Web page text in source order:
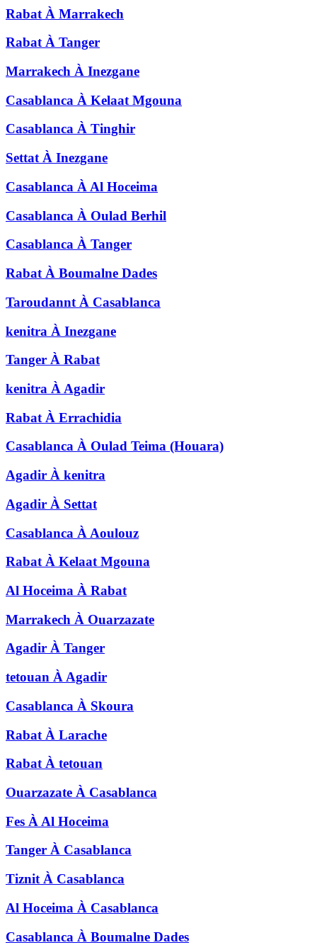
Rabat À Marrakech
Rabat À Tanger
Marrakech À Inezgane
Casablanca À Kelaat Mgouna
Casablanca À Tinghir
Settat À Inezgane
Casablanca À Al Hoceima
Casablanca À Oulad Berhil
Casablanca À Tanger
Rabat À Boumalne Dades
Taroudannt À Casablanca
kenitra À Inezgane
Tanger À Rabat
kenitra À Agadir
Rabat À Errachidia
Casablanca À Oulad Teima (Houara)
Agadir À kenitra
Agadir À Settat
Casablanca À Aoulouz
Rabat À Kelaat Mgouna
Al Hoceima À Rabat
Marrakech À Ouarzazate
Agadir À Tanger
tetouan À Agadir
Casablanca À Skoura
Rabat À Larache
Rabat À tetouan
Ouarzazate À Casablanca
Fes À Al Hoceima
Tanger À Casablanca
Tiznit À Casablanca
Al Hoceima À Casablanca
Casablanca À Boumalne Dades